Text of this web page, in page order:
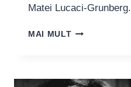
Matei Lucaci-Grunberg.
MAI MULTMĂDĂLINA
AR